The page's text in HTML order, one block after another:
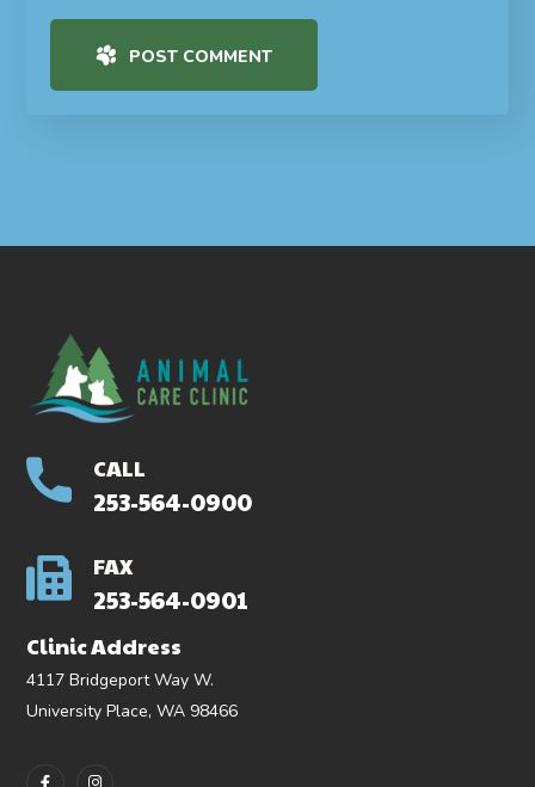
POST COMMENT
CALL
253-564-0900
FAX
253-564-0901
Clinic Address
4117 Bridgeport Way W.
University Place, WA 98466